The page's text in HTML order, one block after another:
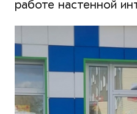
работе настенной